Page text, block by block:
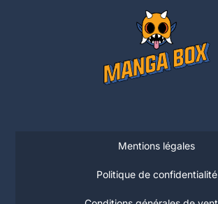
Mentions légales
Politique de confidentialité